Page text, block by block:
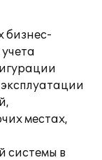
бизнес-
местах,
системы в